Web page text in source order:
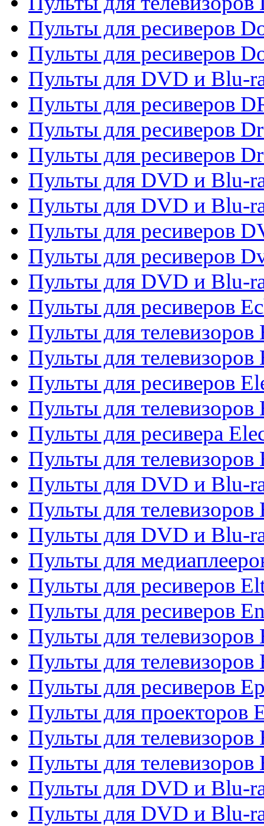
Пульты для ресиверов
Пульты для ресиверов
Пульты для DVD и Blu-
Пульты для ресиверов
Пульты для ресиверов
Пульты для ресиверов
Пульты для DVD и Blu-
Пульты для DVD и Blu-
Пульты для ресиверов
Пульты для ресиверов
Пульты для DVD и Blu-
Пульты для ресиверов
Пульты для телевизоров
Пульты для телевизоров
Пульты для ресиверов
Пульты для телевизоров
Пульты для ресивера
Пульты для телевизоров
Пульты для DVD и Blu-
Пульты для телевизоров
Пульты для DVD и Blu-
Пульты для
Пульты для ресиверов
Пульты для ресиверов
Пульты для телевизоров
Пульты для телевизоров
Пульты для ресиверов
Пульты для проекторов
Пульты для телевизоров
Пульты для телевизоров
Пульты для DVD и Blu-
Пульты для DVD и Blu-